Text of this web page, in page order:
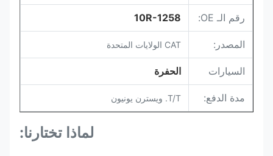
رقم الـ OE: 10R-1258
المصدر: CAT الولايات المتحدة
السيارات الحفرة
مدة الدفع: T/T. ويسترن يونيون
لماذا تختارنا: